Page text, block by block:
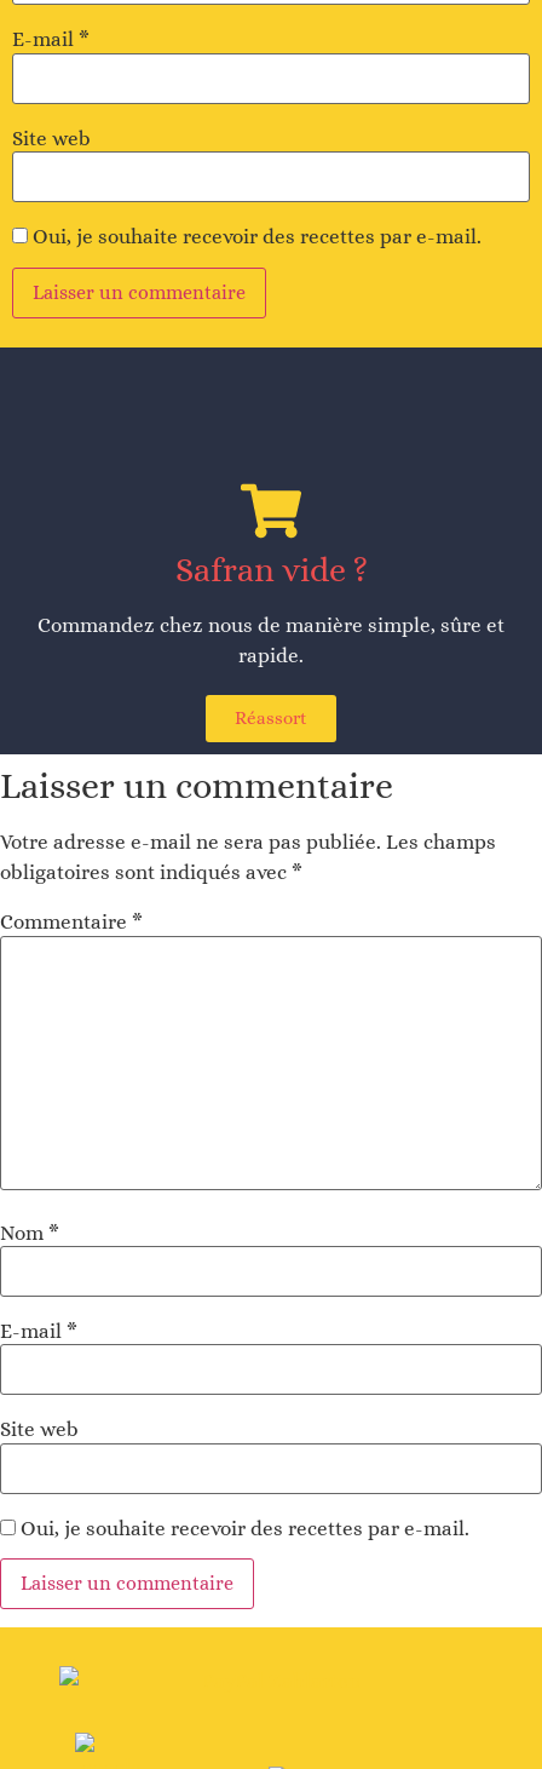
E-mail *
Site web
Oui, je souhaite recevoir des recettes par e-mail.
Alternative
Safran vide ?
Commandez chez nous de manière simple, sûre et
rapide.
Réassort
Laisser un commentaire
Votre adresse e-mail ne sera pas publiée. Les champs
obligatoires sont indiqués avec *
Commentaire *
Nom *
E-mail *
Site web
Oui, je souhaite recevoir des recettes par e-mail.